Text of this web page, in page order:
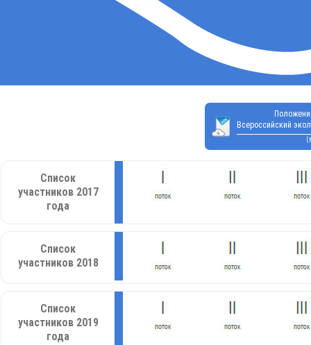
Всероссийский
Список
участников 2017
года
Список
участников 2018
Список
участников 2019
года